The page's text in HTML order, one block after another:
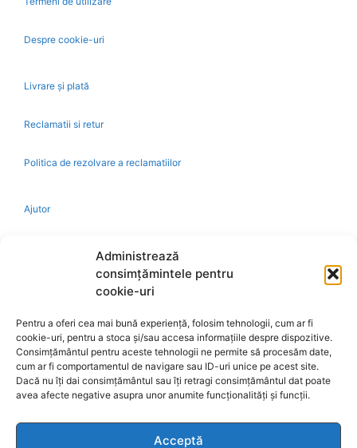
Administrează
consimțămintele pentru
cookie-uri
Pentru a oferi cea mai bună experiență, folosim tehnologii, cum ar fi
cookie-uri, pentru a stoca și/sau accesa informațiile despre dispozitive.
Consimțământul pentru aceste tehnologii ne permite să procesăm date,
cum ar fi comportamentul de navigare sau ID-uri unice pe acest site.
Dacă nu îți dai consimțământul sau îți retragi consimțământul dat poate
avea afecte negative asupra unor anumite funcționalități și funcții.
Acceptă
Despre cookie-uri
Livrare și plată
Reclamatii si retur
Politica de rezolvare a reclamatiilor
Ajutor
Retragere din contract
A.N.P.C.